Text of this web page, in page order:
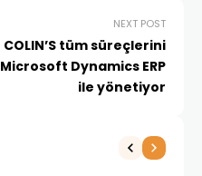
NEXT POST
COLIN’S tüm süreçlerini
Microsoft Dynamics ERP
ile yönetiyor